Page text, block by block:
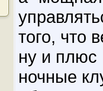
того, что
ну и плюс
ночные